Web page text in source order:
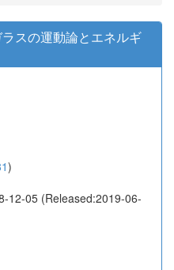
スの運動論とエネルギ
)
12-05 (Released:2019-06-